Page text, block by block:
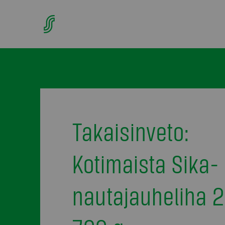
Takaisinveto:
Kotimaista Sika-
nautajauheliha